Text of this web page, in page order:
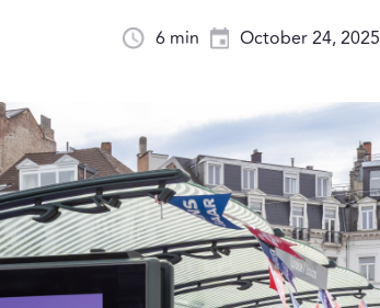
6 min October 24, 2025